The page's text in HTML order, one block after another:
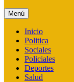
Menú
Inicio
Politica
Sociales
Policiales
Deportes
Salud